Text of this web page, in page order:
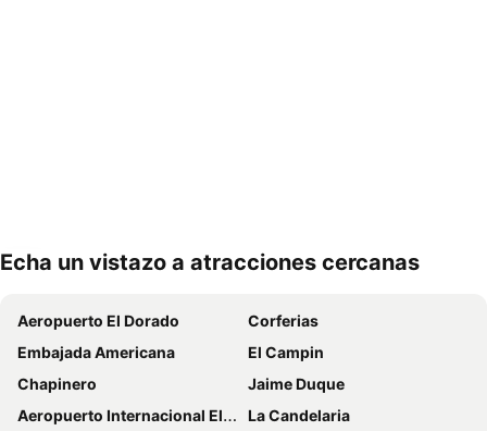
Echa un vistazo a atracciones cercanas
Aeropuerto El Dorado
Corferias
Embajada Americana
El Campin
Chapinero
Jaime Duque
Aeropuerto Internacional El Dorado
La Candelaria